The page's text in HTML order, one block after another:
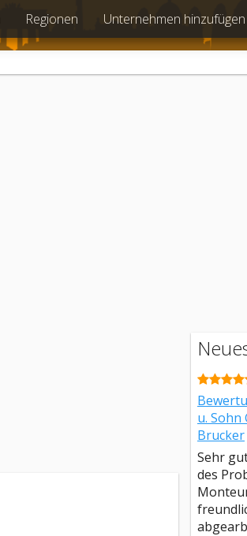
Regionen Unternehmen hinzufügen
u. Sohn
Brucker
Sehr
des